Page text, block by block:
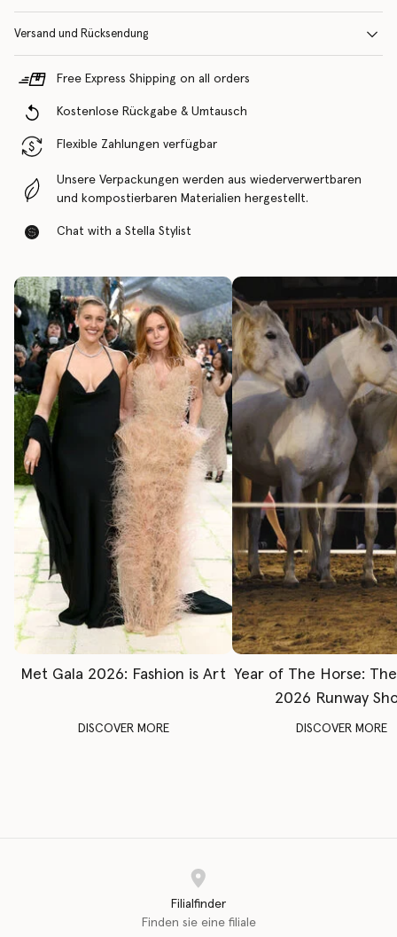
Versand und Rücksendung
Free Express Shipping on all orders
Kostenlose Rückgabe & Umtausch
Flexible Zahlungen verfügbar
Unsere Verpackungen werden aus wiederverwertbaren
und kompostierbaren Materialien hergestellt.
Chat with a Stella Stylist
Met Gala 2026: Fashion is Art
DISCOVER MORE
Year of The Horse:
2026 Runway
DISCOVER MORE
Filialfinder
Finden sie eine filiale